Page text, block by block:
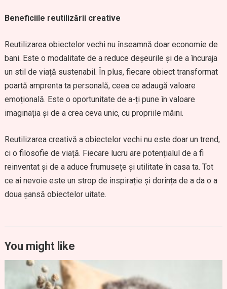
Beneficiile reutilizării creative
Reutilizarea obiectelor vechi nu înseamnă doar economie de
bani. Este o modalitate de a reduce deșeurile și de a încuraja
un stil de viață sustenabil. În plus, fiecare obiect transformat
poartă amprenta ta personală, ceea ce adaugă valoare
emoțională. Este o oportunitate de a-ți pune în valoare
imaginația și de a crea ceva unic, cu propriile mâini.
Reutilizarea creativă a obiectelor vechi nu este doar un trend,
ci o filosofie de viață. Fiecare lucru are potențialul de a fi
reinventat și de a aduce frumusețe și utilitate în casa ta. Tot
ce ai nevoie este un strop de inspirație și dorința de a da o a
doua șansă obiectelor uitate.
You might like